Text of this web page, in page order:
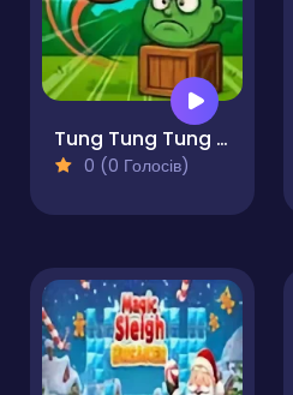
Tung Tung Tung Sahur Italian Brainrot Multiverse
0 (0 Голосів)